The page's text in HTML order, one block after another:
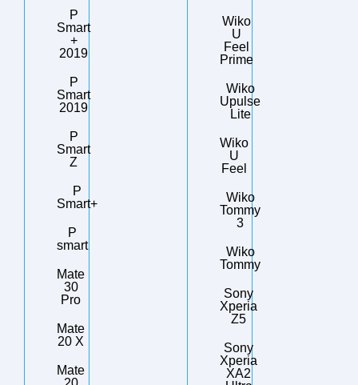
P
Smart
+
2019
P
Smart
2019
P
Smart
Z
P
Smart+
P
smart
Mate
30
Pro
Mate
20 X
Mate
Wiko
U
Feel
Prime
Wiko
Upulse
Lite
Wiko
U
Feel
Wiko
Tommy
3
Wiko
Tommy
Sony
Xperia
Z5
Sony
Xperia
XA2